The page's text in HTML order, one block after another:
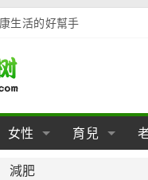
生活的好幫手
男性早泄
女性
女性乳房
育兒
減肥